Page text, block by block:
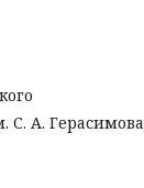
С. А. Герасимова